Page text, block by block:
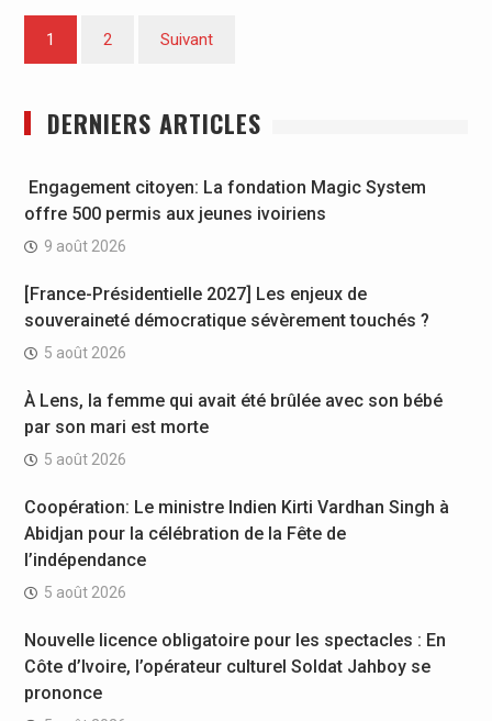
Pagination
des
1 2 Suivant
DERNIERS ARTICLES
Engagement citoyen: La fondation Magic System
offre 500 permis aux jeunes ivoiriens
9 août 2026
[France-Présidentielle 2027] Les enjeux de
souveraineté démocratique sévèrement touchés ?
5 août 2026
À Lens, la femme qui avait été brûlée avec son bébé
par son mari est morte
5 août 2026
Coopération: Le ministre Indien Kirti Vardhan Singh à
Abidjan pour la célébration de la Fête de
l’indépendance
5 août 2026
Nouvelle licence obligatoire pour les spectacles : En
Côte d’Ivoire, l’opérateur culturel Soldat Jahboy se
prononce